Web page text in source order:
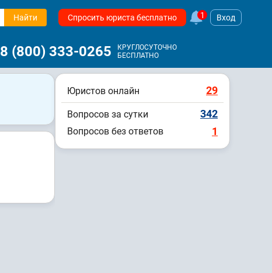
Найти Спросить юриста бесплатно 1 Вход
8 (800) 333-0265
КРУГЛОСУТОЧНО
БЕСПЛАТНО
Юристов онлайн 29
Вопросов за сутки 342
Вопросов без ответов 1